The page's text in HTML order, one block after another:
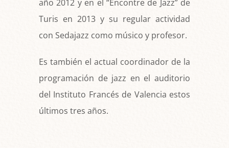
año 2012 y en el “Encontre de Jazz” de
Turis en 2013 y su regular actividad
con Sedajazz como músico y profesor.
Es también el actual coordinador de la
programación de jazz en el auditorio
del Instituto Francés de Valencia estos
últimos tres años.